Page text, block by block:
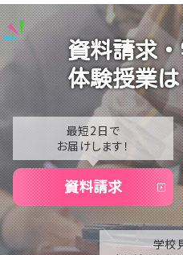
Vtuberという表現を学ぶ
2024
2023
2021
2020
資料請求
体験授業
最短2日で
お届けします！
資料請求
学校